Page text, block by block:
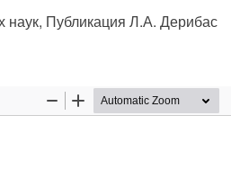
наук, Публикация Л.А. Дерибас